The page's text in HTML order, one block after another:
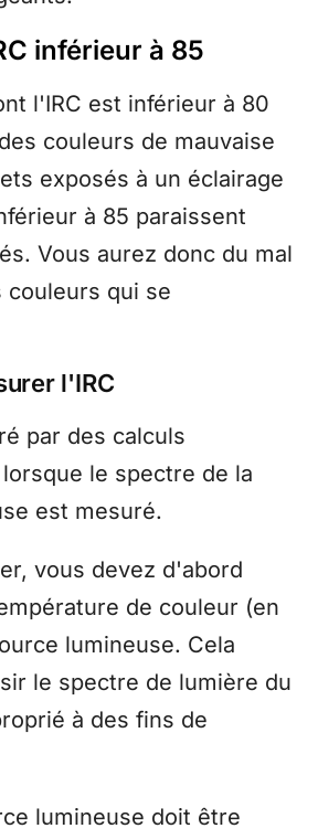
inférieur à 85
l'IRC est inférieur à 80
couleurs de mauvaise
exposés à un éclairage
à 85 paraissent
Vous aurez donc du mal
couleurs qui se
l'IRC
par des calculs
le spectre de la
est mesuré.
vous devez d'abord
de couleur (en
lumineuse. Cela
le spectre de lumière du
à des fins de
lumineuse doit être